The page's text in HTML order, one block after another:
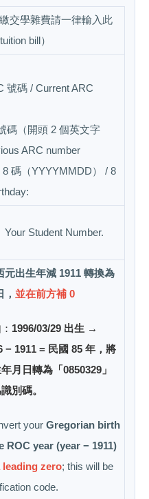
繳交學雜費請一律輸入此
bill）
號碼 / Current ARC
碼（開頭 2 個英文字
ARC number
8 碼（YYYYMMDD） / 8
Your Student Number.
元出生年減 1911 轉換為
並在前方補 0
1996/03/29 出生 →
− 1911 = 民國 85 年，將
月日轉為「0850329」
別碼。
your Gregorian birth
ROC year (year − 1911)
leading zero; this will be
code.